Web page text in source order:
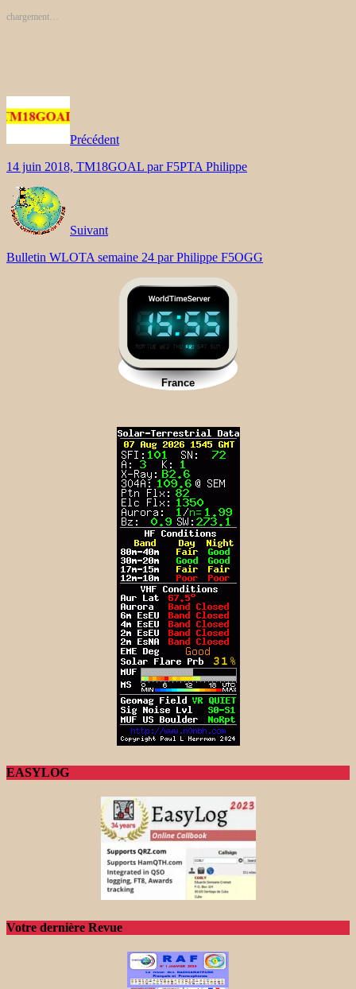
chargement…
Précédent
14 juin 2018, TM18GOAL par F5PTA Philippe
Suivant
Bulletin WLOTA semaine 24 par Philippe F5OGG
EASYLOG
Votre dernière Revue